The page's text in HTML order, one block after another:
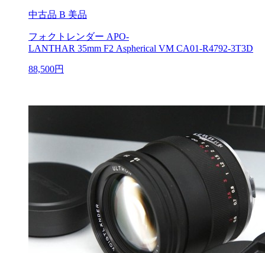
中古品 B 美品
フォクトレンダー APO-
LANTHAR 35mm F2 Aspherical VM CA01-R4792-3T3D
88,500円